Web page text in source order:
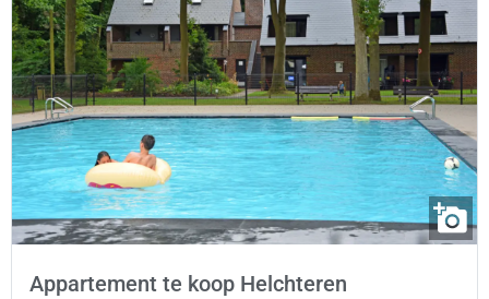
Appartement te koop Helchteren